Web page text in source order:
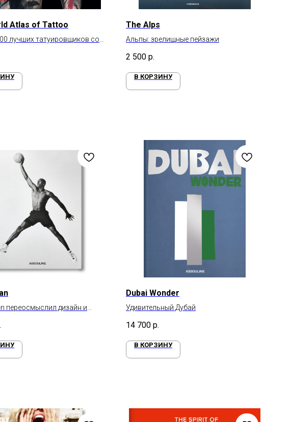
Atlas of Tattoo
лучших татуировщиков со
The Alps
Альпы: зрелищные пейзажи
2 500 р.
В КОРЗИНУ
переосмыслил дизайн и
Dubai Wonder
Удивительный Дубай
14 700 р.
В КОРЗИНУ